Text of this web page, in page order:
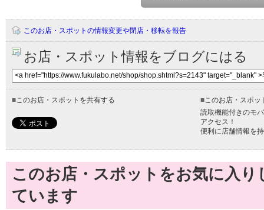
このお店・スポットの情報変更や閉店・移転を報告
お店・スポット情報をブログにはる
■ このお店・スポットを共有する ■ このお店・スポ
読取機能付きのモ
アクセス！
便利に店舗情報を
このお店・スポットをお気に入
ています